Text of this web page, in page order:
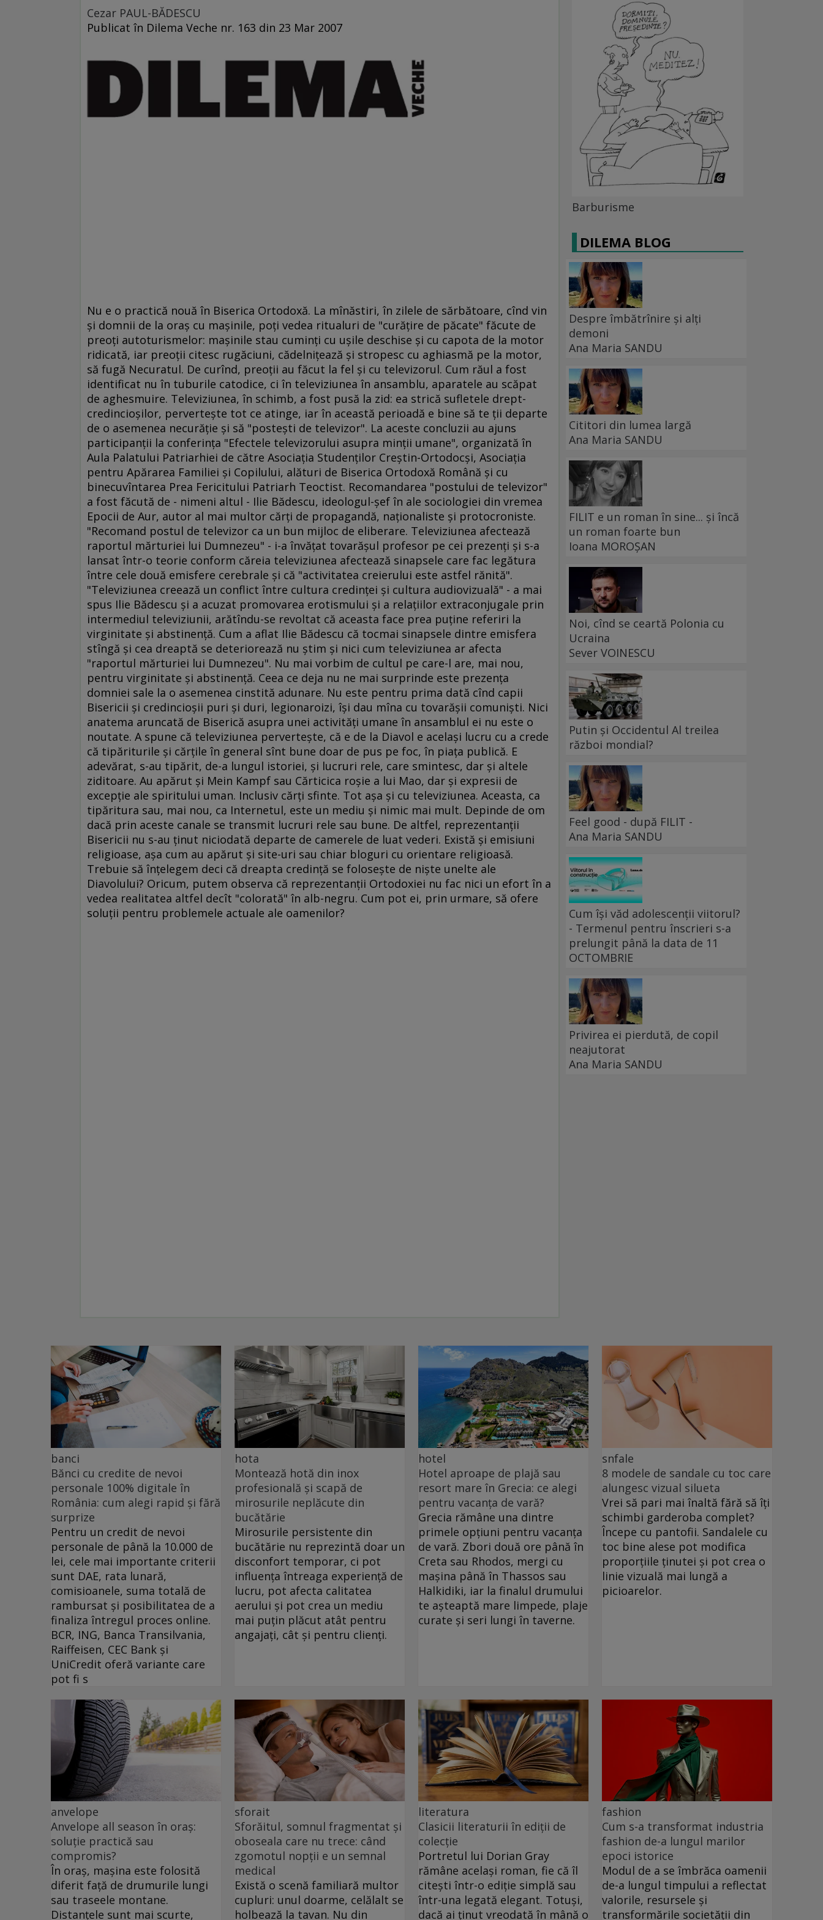
Cezar PAUL-BĂDESCU
Publicat în Dilema Veche nr. 163 din 23 Mar 2007
Nu e o practică nouă în Biserica Ortodoxă. La mînăstiri, în zilele de sărbătoare, cînd vin
şi domnii de la oraş cu maşinile, poţi vedea ritualuri de "curăţire de păcate" făcute de
preoţi autoturismelor: maşinile stau cuminţi cu uşile deschise şi cu capota de la motor
ridicată, iar preoţii citesc rugăciuni, cădelniţează şi stropesc cu aghiasmă pe la motor,
să fugă Necuratul. De curînd, preoţii au făcut la fel şi cu televizorul. Cum răul a fost
identificat nu în tuburile catodice, ci în televiziunea în ansamblu, aparatele au scăpat
de aghesmuire. Televiziunea, în schimb, a fost pusă la zid: ea strică sufletele drept-
credincioşilor, perverteşte tot ce atinge, iar în această perioadă e bine să te ţii departe
de o asemenea necurăţie şi să "posteşti de televizor". La aceste concluzii au ajuns
participanţii la conferinţa "Efectele televizorului asupra minţii umane", organizată în
Aula Palatului Patriarhiei de către Asociaţia Studenţilor Creştin-Ortodocşi, Asociaţia
pentru Apărarea Familiei şi Copilului, alături de Biserica Ortodoxă Română şi cu
binecuvîntarea Prea Fericitului Patriarh Teoctist. Recomandarea "postului de televizor"
a fost făcută de - nimeni altul - Ilie Bădescu, ideologul-şef în ale sociologiei din vremea
Epocii de Aur, autor al mai multor cărţi de propagandă, naţionaliste şi protocroniste.
"Recomand postul de televizor ca un bun mijloc de eliberare. Televiziunea afectează
raportul mărturiei lui Dumnezeu" - i-a învăţat tovarăşul profesor pe cei prezenţi şi s-a
lansat într-o teorie conform căreia televiziunea afectează sinapsele care fac legătura
între cele două emisfere cerebrale şi că "activitatea creierului este astfel rănită".
"Televiziunea creează un conflict între cultura credinţei şi cultura audiovizuală" - a mai
spus Ilie Bădescu şi a acuzat promovarea erotismului şi a relaţiilor extraconjugale prin
intermediul televiziunii, arătîndu-se revoltat că aceasta face prea puţine referiri la
virginitate şi abstinenţă. Cum a aflat Ilie Bădescu că tocmai sinapsele dintre emisfera
stîngă şi cea dreaptă se deteriorează nu ştim şi nici cum televiziunea ar afecta
"raportul mărturiei lui Dumnezeu". Nu mai vorbim de cultul pe care-l are, mai nou,
pentru virginitate şi abstinenţă. Ceea ce deja nu ne mai surprinde este prezenţa
domniei sale la o asemenea cinstită adunare. Nu este pentru prima dată cînd capii
Bisericii şi credincioşii puri şi duri, legionaroizi, îşi dau mîna cu tovarăşii comunişti. Nici
anatema aruncată de Biserică asupra unei activităţi umane în ansamblul ei nu este o
noutate. A spune că televiziunea perverteşte, că e de la Diavol e acelaşi lucru cu a crede
că tipăriturile şi cărţile în general sînt bune doar de pus pe foc, în piaţa publică. E
adevărat, s-au tipărit, de-a lungul istoriei, şi lucruri rele, care smintesc, dar şi altele
ziditoare. Au apărut şi Mein Kampf sau Cărticica roşie a lui Mao, dar şi expresii de
excepţie ale spiritului uman. Inclusiv cărţi sfinte. Tot aşa şi cu televiziunea. Aceasta, ca
tipăritura sau, mai nou, ca Internetul, este un mediu şi nimic mai mult. Depinde de om
dacă prin aceste canale se transmit lucruri rele sau bune. De altfel, reprezentanţii
Bisericii nu s-au ţinut niciodată departe de camerele de luat vederi. Există şi emisiuni
religioase, aşa cum au apărut şi site-uri sau chiar bloguri cu orientare religioasă.
Trebuie să înţelegem deci că dreapta credinţă se foloseşte de nişte unelte ale
Diavolului? Oricum, putem observa că reprezentanţii Ortodoxiei nu fac nici un efort în a
vedea realitatea altfel decît "colorată" în alb-negru. Cum pot ei, prin urmare, să ofere
soluţii pentru problemele actuale ale oamenilor?
Barburisme
DILEMA BLOG
Despre îmbătrînire și alți
demoni
Ana Maria SANDU
Cititori din lumea largă
Ana Maria SANDU
FILIT e un roman în sine... și încă
un roman foarte bun
Ioana MOROȘAN
Noi, cînd se ceartă Polonia cu
Ucraina
Sever VOINESCU
Putin și Occidentul Al treilea
război mondial?
Feel good - după FILIT -
Ana Maria SANDU
Cum își văd adolescenții viitorul?
- Termenul pentru înscrieri s-a
prelungit până la data de 11
OCTOMBRIE
Privirea ei pierdută, de copil
neajutorat
Ana Maria SANDU
banci
Bănci cu credite de nevoi
personale 100% digitale în
România: cum alegi rapid și fără
surprize
Pentru un credit de nevoi
personale de până la 10.000 de
lei, cele mai importante criterii
sunt DAE, rata lunară,
comisioanele, suma totală de
rambursat și posibilitatea de a
finaliza întregul proces online.
BCR, ING, Banca Transilvania,
Raiffeisen, CEC Bank și
UniCredit oferă variante care
pot fi s
hota
Montează hotă din inox
profesională și scapă de
mirosurile neplăcute din
bucătărie
Mirosurile persistente din
bucătărie nu reprezintă doar un
disconfort temporar, ci pot
influența întreaga experiență de
lucru, pot afecta calitatea
aerului și pot crea un mediu
mai puțin plăcut atât pentru
angajați, cât și pentru clienți.
hotel
Hotel aproape de plajă sau
resort mare în Grecia: ce alegi
pentru vacanța de vară?
Grecia rămâne una dintre
primele opțiuni pentru vacanța
de vară. Zbori două ore până în
Creta sau Rhodos, mergi cu
mașina până în Thassos sau
Halkidiki, iar la finalul drumului
te așteaptă mare limpede, plaje
curate și seri lungi în taverne.
snfale
8 modele de sandale cu toc care
alungesc vizual silueta
Vrei să pari mai înaltă fără să îți
schimbi garderoba complet?
Începe cu pantofii. Sandalele cu
toc bine alese pot modifica
proporțiile ținutei și pot crea o
linie vizuală mai lungă a
picioarelor.
anvelope
Anvelope all season în oraș:
soluție practică sau
compromis?
În oraș, mașina este folosită
diferit față de drumurile lungi
sau traseele montane.
Distanțele sunt mai scurte,
sforait
Sforăitul, somnul fragmentat și
oboseala care nu trece: când
zgomotul nopții e un semnal
medical
Există o scenă familiară multor
cupluri: unul doarme, celălalt se
holbează la tavan. Nu din
literatura
Clasicii literaturii în ediții de
colecție
Portretul lui Dorian Gray
rămâne același roman, fie că îl
citești într-o ediție simplă sau
într-una legată elegant. Totuși,
dacă ai ținut vreodată în mână o
fashion
Cum s-a transformat industria
fashion de-a lungul marilor
epoci istorice
Modul de a se îmbrăca oamenii
de-a lungul timpului a reflectat
valorile, resursele și
transformările societății din